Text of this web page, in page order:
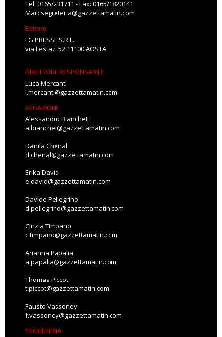
Tel: 0165/231711 - Fax: 0165/1820141
Mail: segreteria@gazzettamatin.com
Editore
LG PRESSE S.R.L.
via Festaz, 52 11100 AOSTA
DIRETTORE RESPONSABILE
Luca Mercanti
l.mercanti@gazzettamatin.com
REDAZIONE
Alessandro Bianchet
a.bianchet@gazzettamatin.com
Danila Chenal
d.chenal@gazzettamatin.com
Erika David
e.david@gazzettamatin.com
Davide Pellegrino
d.pellegrino@gazzettamatin.com
Cinzia Timpano
c.timpano@gazzettamatin.com
Arianna Papalia
a.papalia@gazzettamatin.com
Thomas Piccot
t.piccot@gazzettamatin.com
Fausto Vassoney
f.vassoney@gazzettamatin.com
SEGRETERIA